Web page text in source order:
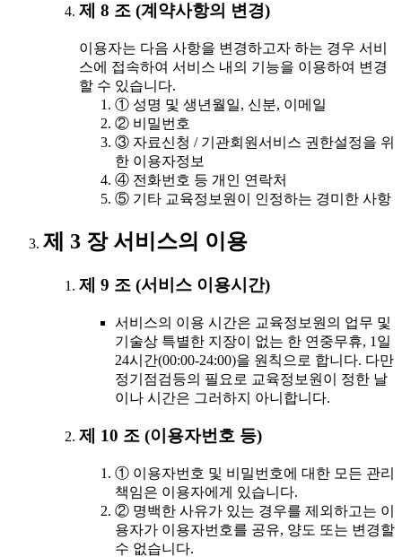
제 8 조 (계약사항의 변경)
이용자는 다음 사항을 변경하고자 하는 경우 서비
스에 접속하여 서비스 내의 기능을 이용하여 변경
할 수 있습니다.
① 성명 및 생년월일, 신분, 이메일
② 비밀번호
③ 자료신청 / 기관회원서비스 권한설정을 위
한 이용자정보
④ 전화번호 등 개인 연락처
⑤ 기타 교육정보원이 인정하는 경미한 사항
제 3 장 서비스의 이용
제 9 조 (서비스 이용시간)
서비스의 이용 시간은 교육정보원의 업무 및
기술상 특별한 지장이 없는 한 연중무휴, 1일
24시간(00:00-24:00)을 원칙으로 합니다. 다만
정기점검등의 필요로 교육정보원이 정한 날
이나 시간은 그러하지 아니합니다.
제 10 조 (이용자번호 등)
① 이용자번호 및 비밀번호에 대한 모든 관리
책임은 이용자에게 있습니다.
② 명백한 사유가 있는 경우를 제외하고는 이
용자가 이용자번호를 공유, 양도 또는 변경할
수 없습니다.